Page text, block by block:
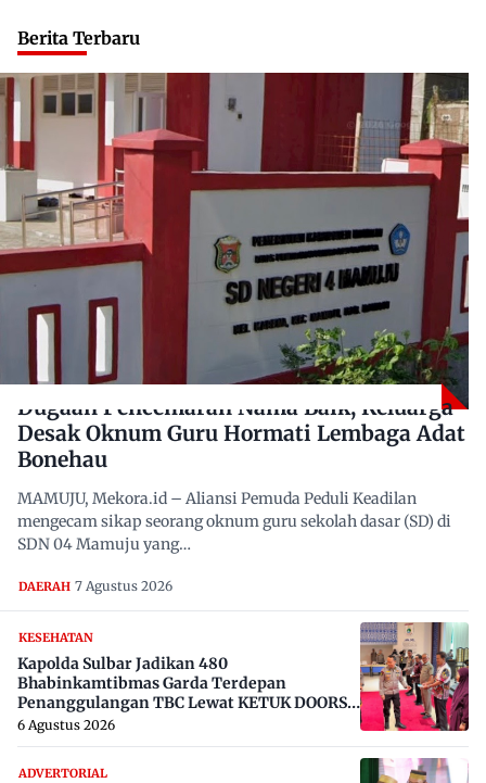
Berita Terbaru
Dugaan Pencemaran Nama Baik, Keluarga
Desak Oknum Guru Hormati Lembaga Adat
Bonehau
MAMUJU, Mekora.id – Aliansi Pemuda Peduli Keadilan
mengecam sikap seorang oknum guru sekolah dasar (SD) di
SDN 04 Mamuju yang…
DAERAH 7 Agustus 2026
KESEHATAN
Kapolda Sulbar Jadikan 480
Bhabinkamtibmas Garda Terdepan
Penanggulangan TBC Lewat KETUK DOORS
di 650 Desa
6 Agustus 2026
ADVERTORIAL